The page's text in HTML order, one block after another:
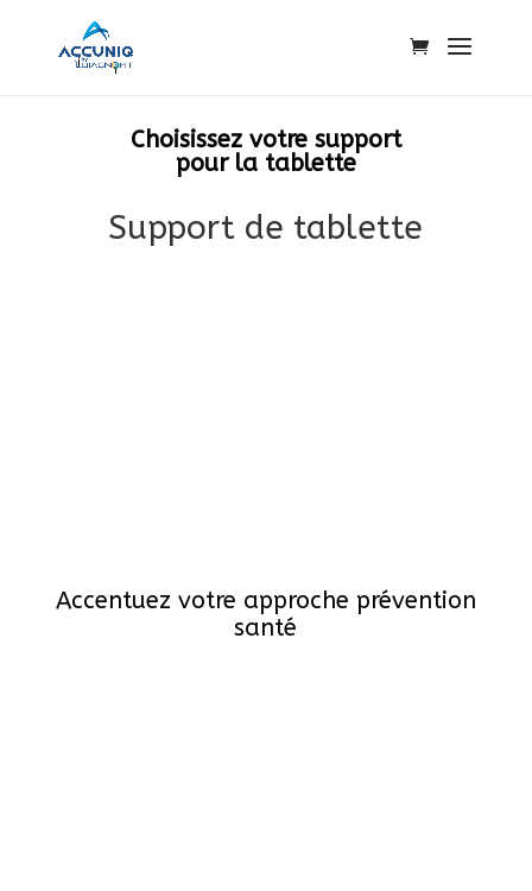
Choisissez votre support
pour la tablette
Support de tablette
Accentuez votre approche prévention
santé